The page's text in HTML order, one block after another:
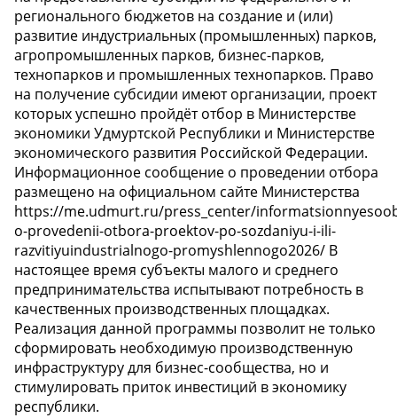
регионального бюджетов на создание и (или)
развитие индустриальных (промышленных) парков,
агропромышленных парков, бизнес-парков,
технопарков и промышленных технопарков. Право
на получение субсидии имеют организации, проект
которых успешно пройдёт отбор в Министерстве
экономики Удмуртской Республики и Министерстве
экономического развития Российской Федерации.
Информационное сообщение о проведении отбора
размещено на официальном сайте Министерства
https://me.udmurt.ru/press_center/
o-provedenii-otbora-proektov-po-sozdaniyu-i-ili-
razvitiyuindustrialnogo-promyshlennogo2026/ В
настоящее время субъекты малого и среднего
предпринимательства испытывают потребность в
качественных производственных площадках.
Реализация данной программы позволит не только
сформировать необходимую производственную
инфраструктуру для бизнес-сообщества, но и
стимулировать приток инвестиций в экономику
республики.